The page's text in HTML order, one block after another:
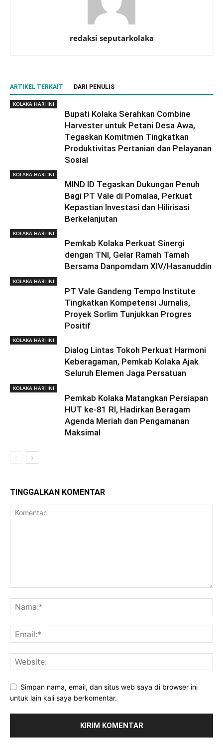
redaksi seputarkolaka
ARTIKEL TERKAIT DARI PENULIS
KOLAKA HARI INI
Bupati Kolaka Serahkan Combine
Harvester untuk Petani Desa Awa,
Tegaskan Komitmen Tingkatkan
Produktivitas Pertanian dan Pelayanan
Sosial
KOLAKA HARI INI
MIND ID Tegaskan Dukungan Penuh
Bagi PT Vale di Pomalaa, Perkuat
Kepastian Investasi dan Hilirisasi
Berkelanjutan
KOLAKA HARI INI
Pemkab Kolaka Perkuat Sinergi
dengan TNI, Gelar Ramah Tamah
Bersama Danpomdam XIV/Hasanuddin
KOLAKA HARI INI
PT Vale Gandeng Tempo Institute
Tingkatkan Kompetensi Jurnalis,
Proyek Sorlim Tunjukkan Progres
Positif
KOLAKA HARI INI
Dialog Lintas Tokoh Perkuat Harmoni
Keberagaman, Pemkab Kolaka Ajak
Seluruh Elemen Jaga Persatuan
KOLAKA HARI INI
Pemkab Kolaka Matangkan Persiapan
HUT ke-81 RI, Hadirkan Beragam
Agenda Meriah dan Pengamanan
Maksimal
TINGGALKAN KOMENTAR
Simpan nama, email, dan situs web saya di browser ini
untuk lain kali saya berkomentar.